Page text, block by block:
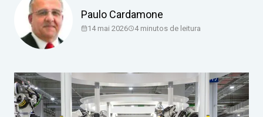
Paulo Cardamone
14 mai 2026 4 minutos de leitura